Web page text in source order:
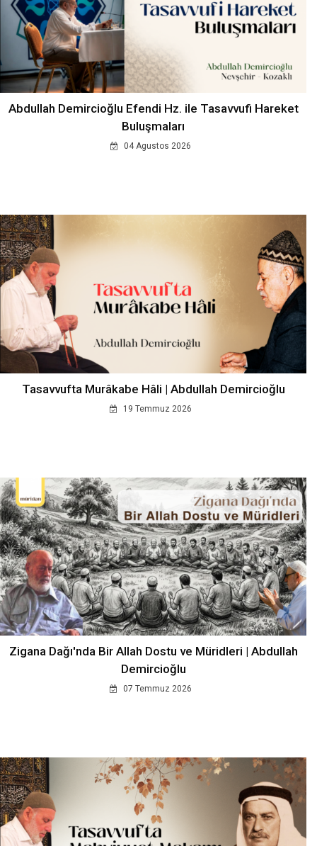
Abdullah Demircioğlu Efendi Hz. ile Tasavvufi Hareket
Buluşmaları
04 Agustos 2026
Tasavvufta Murâkabe Hâli | Abdullah Demircioğlu
19 Temmuz 2026
Zigana Dağı'nda Bir Allah Dostu ve Müridleri | Abdullah
Demircioğlu
07 Temmuz 2026